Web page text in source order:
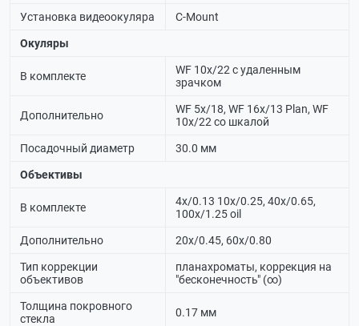
Установка видеоокуляра C-Mount
Окуляры
В комплекте
WF 10х/22 с удаленным
зрачком
Дополнительно
WF 5х/18, WF 16х/13 Plan, WF
10х/22 со шкалой
Посадочный диаметр 30.0 мм
Объективы
В комплекте
4x/0.13 10x/0.25, 40x/0.65,
100x/1.25 oil
Дополнительно 20x/0.45, 60х/0.80
Тип коррекции
объективов
планахроматы, коррекция на
"бесконечность" (∞)
Толщина покровного
стекла
0.17 мм